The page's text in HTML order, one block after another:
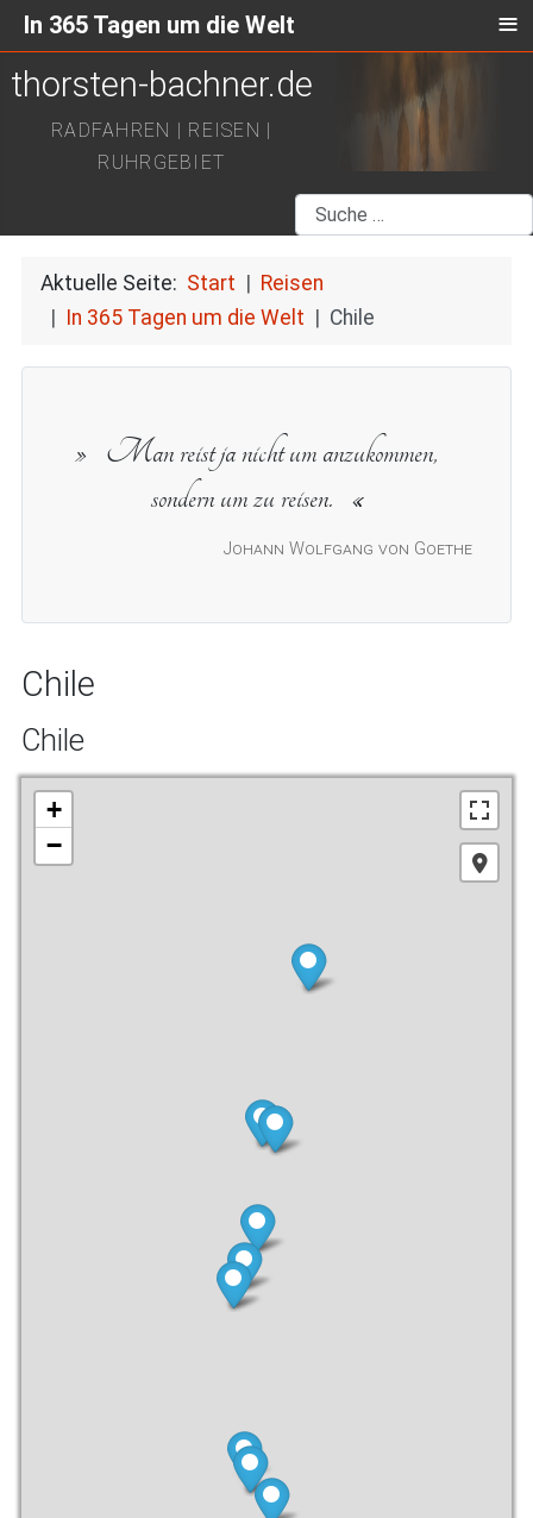
thorsten-bachner.de
RADFAHREN | REISEN |
RUHRGEBIET
Suchen
Aktuelle Seite: Start
Reisen
In 365 Tagen um die Welt
Chile
Johann Wolfgang von Goethe
Man reist ja nicht um anzukommen,
sondern um zu reisen.
Chile
Chile
+
−
In 365 Tagen um die Welt ≡